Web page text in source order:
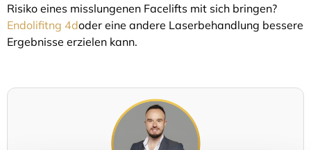
Risiko eines misslungenen Facelifts mit sich bringen?
Endolifitng 4doder eine andere Laserbehandlung bessere
Ergebnisse erzielen kann.